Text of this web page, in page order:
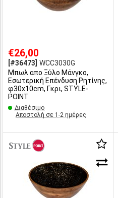
€26,00
[#36473] WCC3030G
Μπωλ απο Ξύλο Μάνγκο,
Εσωτερική Επένδυση Ρητίνης,
φ30x10cm, Γκρι, STYLE-
POINT
Διαθέσιμο
Αποστολή σε 1-2 ημέρες